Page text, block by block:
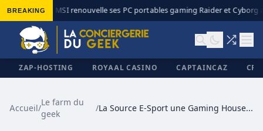
BREAKING◆ MSI renouvelle ses PC portables gaming Raider et Cyborg
ZAP-HOSTING ROYAAL CASINO CAPTAINCAZ
Accueil/
Le farm du
geek
/ La Source E-Sport une Gaming House à Lyon ?